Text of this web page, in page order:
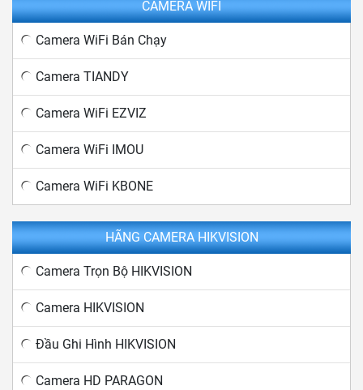
CAMERA WIFI
Camera WiFi Bán Chạy
Camera TIANDY
Camera WiFi EZVIZ
Camera WiFi IMOU
Camera WiFi KBONE
HÃNG CAMERA HIKVISION
Camera Trọn Bộ HIKVISION
Camera HIKVISION
Đầu Ghi Hình HIKVISION
Camera HD PARAGON